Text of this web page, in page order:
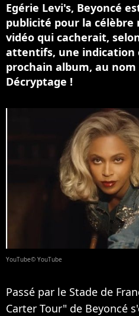
Egérie Levi's, Beyoncé
publicité pour la célèbre
vidéo qui cacherait,
attentifs, une indication
prochain album, au
Décryptage !
YouTube© YouTube
Passé par le Stade de
Carter Tour" de Beyoncé